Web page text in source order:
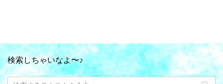
検索しちゃいなよ〜♪